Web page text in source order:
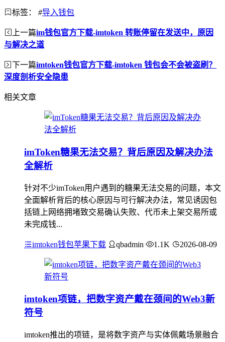
标签： #导入钱包
上一篇im钱包官方下载-imtoken 转账停留在发送中，原因
与解决之道
下一篇imtoken钱包官方下载-imtoken 钱包会不会被盗刷？
深度剖析安全隐患
相关文章
imToken糖果无法交易？背后原因及解决办法
全解析
针对不少imToken用户遇到的糖果无法交易的问题，本文
全面解析背后的核心原因与可行解决办法，常见诱因包
括链上网络拥堵致交易确认失败、代币未上架交易所或
未完成钱...
imtoken钱包苹果下载 qbadmin 1.1K 2026-08-09
imtoken项链，把数字资产戴在颈间的Web3新
符号
imtoken推出的项链，是将数字资产与实体佩戴场景融合